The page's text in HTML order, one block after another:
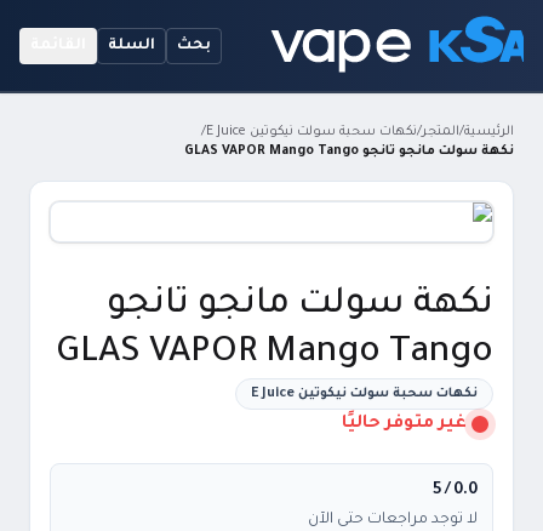
بحث السلة
الرئيسية/المتجر/نكهات سحبة سولت نيكوتين E Juice
/
نكهة سولت مانجو تانجو GLAS VAPOR Mango Tango
نكهة سولت مانجو تانجو
GLAS VAPOR Mango Tango
نكهات سحبة سولت نيكوتين E Juice
غير متوفر حاليًا
0.0
/ 5
لا توجد مراجعات حتى الآن